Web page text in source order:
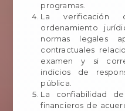
programas.
La verificación
ordenamiento
normas legales
contractuales
examen y si
indicios de
pública.
La confiabilidad
financieros de